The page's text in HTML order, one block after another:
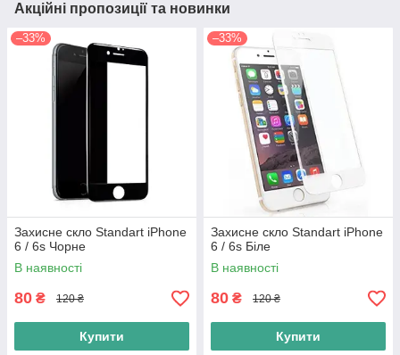
Акційні пропозиції та новинки
–33%
Захисне скло Standart iPhone
6 / 6s Чорне
В наявності
80 ₴ 120 ₴
Купити
–33%
Захисне скло Standart iPhone
6 / 6s Біле
В наявності
80 ₴ 120 ₴
Купити